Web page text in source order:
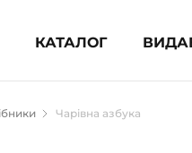
КАТАЛОГ
Чарівна азбука